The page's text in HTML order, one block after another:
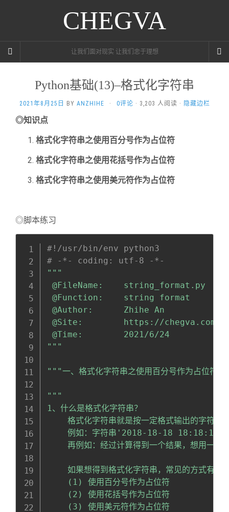
CHEGVA
让我们面对现实 让我们忠于理想
Python基础(13)–格式化字符串
2021年8月25日 BY ANZHIHE · 0评论 · 3,203 人阅读 · 隐藏边栏
◎知识点
格式化字符串之使用百分号作为占位符
格式化字符串之使用花括号作为占位符
格式化字符串之使用美元符作为占位符
◎脚本练习
#!/usr/bin/env python3
# -*- coding: utf-8 -*-
"""
@FileName:    string_format.py
@Function:    string format
@Author:      Zhihe An
@Site:        https://chegva.com
@Time:        2021/6/24
"""
"""一、格式化字符串之使用百分号作为占位符
"""
1、什么是格式化字符串？
    格式化字符串就是按一定格式输出的字符串
例如：字符串'2018-18-18 18:18:18'就
再例如：经过计算得到一个结果，想用一个
如果想得到格式化字符串，常见的方式有三
    (1) 使用百分号作为占位符
    (2) 使用花括号作为占位符
    (3) 使用美元符作为占位符